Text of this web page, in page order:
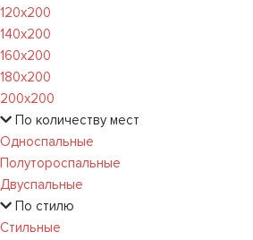
120x200
140х200
160х200
180х200
200х200
По количеству мест
Односпальные
Полутороспальные
Двуспальные
По стилю
Стильные